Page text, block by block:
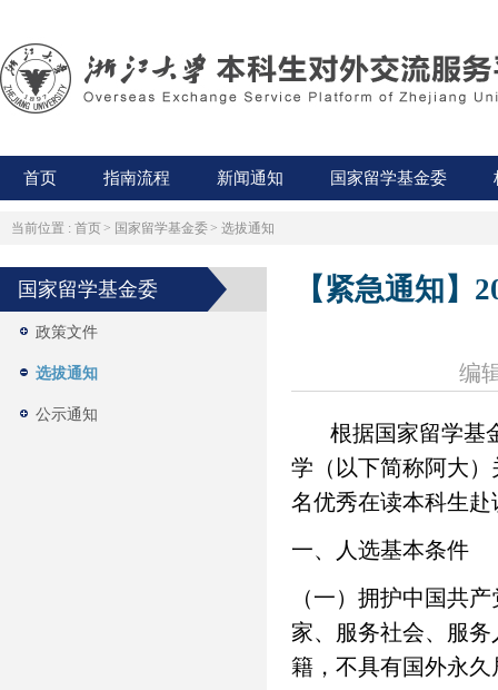
首页 指南流程 新闻通知 国家留学基金委
当前位置 : 首页 > 国家留学基金委 > 选拔通知
国家留学基金委
政策文件
选拔通知
公示通知
【紧急通知】
编
根据国家留学基金
学（以下简称阿大
名优秀在读本科生
一、人选基本条件
（一）拥护中国共
家、服务社会、服
籍，不具有国外永久